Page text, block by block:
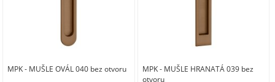
MPK - MUŠLE OVÁL 040 bez otvoru
MPK - MUŠLE HRANATÁ 039 bez
otvoru